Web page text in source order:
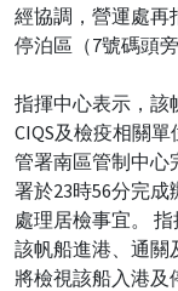
經協調，營運處再
停泊區（7號碼頭旁
指揮中心表示，該
CIQS及檢疫相關
管署南區管制中心
署於23時56分完
處理居檢事宜。
該帆船進港、通關
將檢視該船入港及